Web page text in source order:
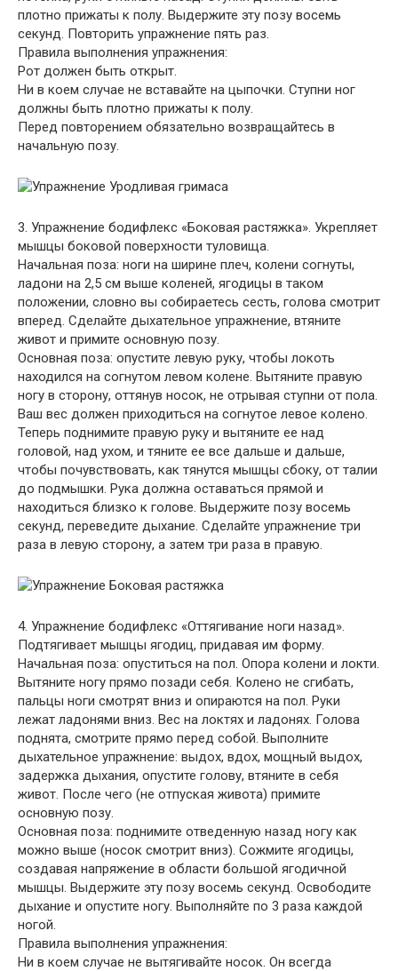
плотно прижаты к полу. Выдержите эту позу восемь
секунд. Повторить упражнение пять раз.
Правила выполнения упражнения:
Рот должен быть открыт.
Ни в коем случае не вставайте на цыпочки. Ступни ног
должны быть плотно прижаты к полу.
Перед повторением обязательно возвращайтесь в
начальную позу.
3. Упражнение бодифлекс «Боковая растяжка». Укрепляет
мышцы боковой поверхности туловища.
Начальная поза: ноги на ширине плеч, колени согнуты,
ладони на 2,5 см выше коленей, ягодицы в таком
положении, словно вы собираетесь сесть, голова смотрит
вперед. Сделайте дыхательное упражнение, втяните
живот и примите основную позу.
Основная поза: опустите левую руку, чтобы локоть
находился на согнутом левом колене. Вытяните правую
ногу в сторону, оттянув носок, не отрывая ступни от пола.
Ваш вес должен приходиться на согнутое левое колено.
Теперь поднимите правую руку и вытяните ее над
головой, над ухом, и тяните ее все дальше и дальше,
чтобы почувствовать, как тянутся мышцы сбоку, от талии
до подмышки. Рука должна оставаться прямой и
находиться близко к голове. Выдержите позу восемь
секунд, переведите дыхание. Сделайте упражнение три
раза в левую сторону, а затем три раза в правую.
4. Упражнение бодифлекс «Оттягивание ноги назад».
Подтягивает мышцы ягодиц, придавая им форму.
Начальная поза: опуститься на пол. Опора колени и локти.
Вытяните ногу прямо позади себя. Колено не сгибать,
пальцы ноги смотрят вниз и опираются на пол. Руки
лежат ладонями вниз. Вес на локтях и ладонях. Голова
поднята, смотрите прямо перед собой. Выполните
дыхательное упражнение: выдох, вдох, мощный выдох,
задержка дыхания, опустите голову, втяните в себя
живот. После чего (не отпуская живота) примите
основную позу.
Основная поза: поднимите отведенную назад ногу как
можно выше (носок смотрит вниз). Сожмите ягодицы,
создавая напряжение в области большой ягодичной
мышцы. Выдержите эту позу восемь секунд. Освободите
дыхание и опустите ногу. Выполняйте по 3 раза каждой
ногой.
Правила выполнения упражнения:
Ни в коем случае не вытягивайте носок. Он всегда